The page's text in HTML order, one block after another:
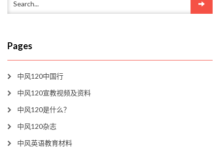
Pages
中风120中国行
中风120宣教视频及资料
中风120是什么？
中风120杂志
中风英语教育材料